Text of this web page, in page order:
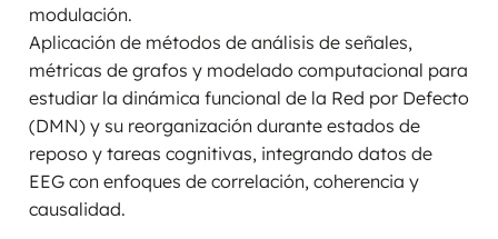
modulación.
Aplicación de métodos de análisis de señales,
métricas de grafos y modelado computacional para
estudiar la dinámica funcional de la Red por Defecto
(DMN) y su reorganización durante estados de
reposo y tareas cognitivas, integrando datos de
EEG con enfoques de correlación, coherencia y
causalidad.